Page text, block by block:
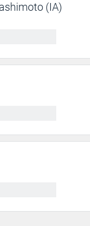
(IA)